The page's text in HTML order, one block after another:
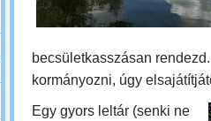
becsületkasszásan
kormányozni, úgy
Egy gyors leltár (senki ne